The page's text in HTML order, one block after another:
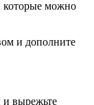
которые можно
и дополните
и вырежьте